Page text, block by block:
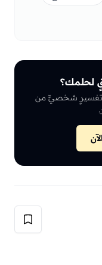
لحلمك؟
تفسيرٍ شخصيٍّ من